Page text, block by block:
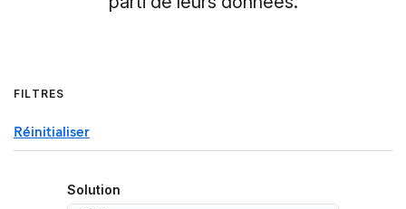
FILTRES
Réinitialiser
Solution